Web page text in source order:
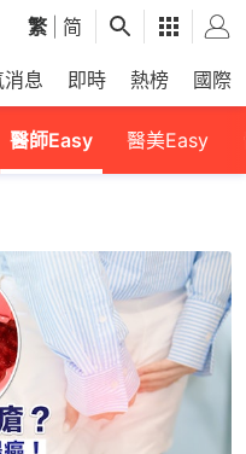
繁 简
消息 即時 熱榜 國際
醫師Easy 醫美Easy